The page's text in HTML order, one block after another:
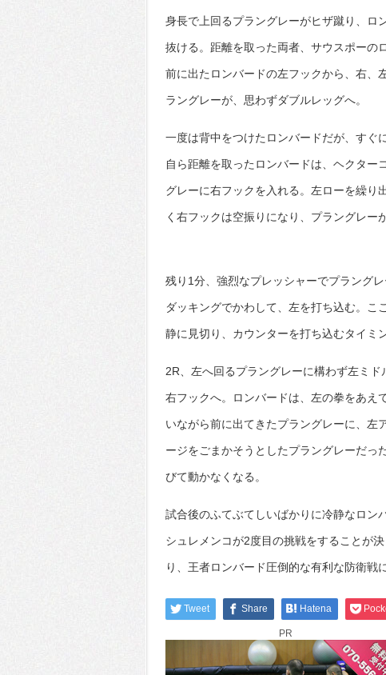
身長で上回るプラングレーがヒザ蹴り、ロ
抜ける。距離を取った両者、サウスポーの
前に出たロンバードの左フックから、右、
ラングレーが、思わずダブルレッグへ。
一度は背中をつけたロンバードだが、すぐ
自ら距離を取ったロンバードは、ヘクター
グレーに右フックを入れる。左ローを繰り
く右フックは空振りになり、プラングレー
残り1分、強烈なプレッシャーでプラング
ダッキングでかわして、左を打ち込む。こ
静に見切り、カウンターを打ち込むタイミ
2R、左へ回るプラングレーに構わず左ミ
右フックへ。ロンバードは、左の拳をあえ
いながら前に出てきたプラングレーに、左
ージをごまかそうとしたプラングレーだっ
びて動かなくなる。
試合後のふてぶてしいばかりに冷静なロン
シュレメンコが2度目の挑戦をすることが
り、王者ロンバード圧倒的な有利な防衛戦
Tweet Share Hatena
PR